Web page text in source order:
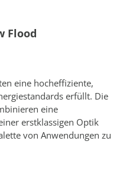
Flood
eine hocheffiziente,
erfüllt. Die
eine
erstklassigen Optik
von Anwendungen zu